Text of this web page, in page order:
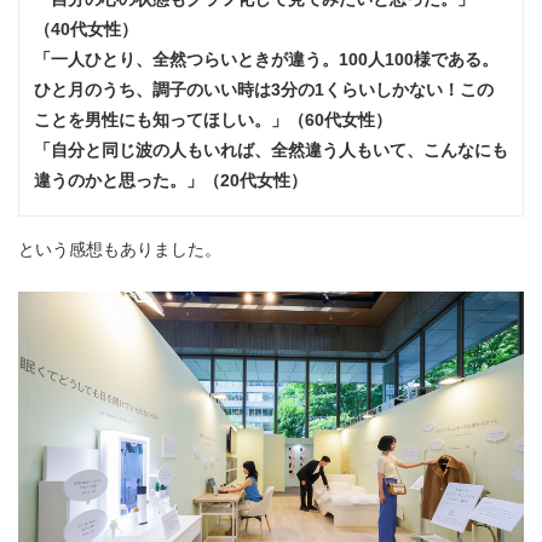
（40代女性）
「一人ひとり、全然つらいときが違う。100人100様である。
ひと月のうち、調子のいい時は3分の1くらいしかない！この
ことを男性にも知ってほしい。」（60代女性）
「自分と同じ波の人もいれば、全然違う人もいて、こんなにも
違うのかと思った。」（20代女性）
という感想もありました。